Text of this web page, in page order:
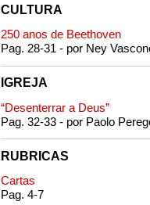
CULTURA
250 anos de Beethoven
Pag. 28-31 - por Ney
IGREJA
“Desenterrar a Deus”
Pag. 32-33 - por Paolo
RUBRICAS
Cartas
Pag. 4-7